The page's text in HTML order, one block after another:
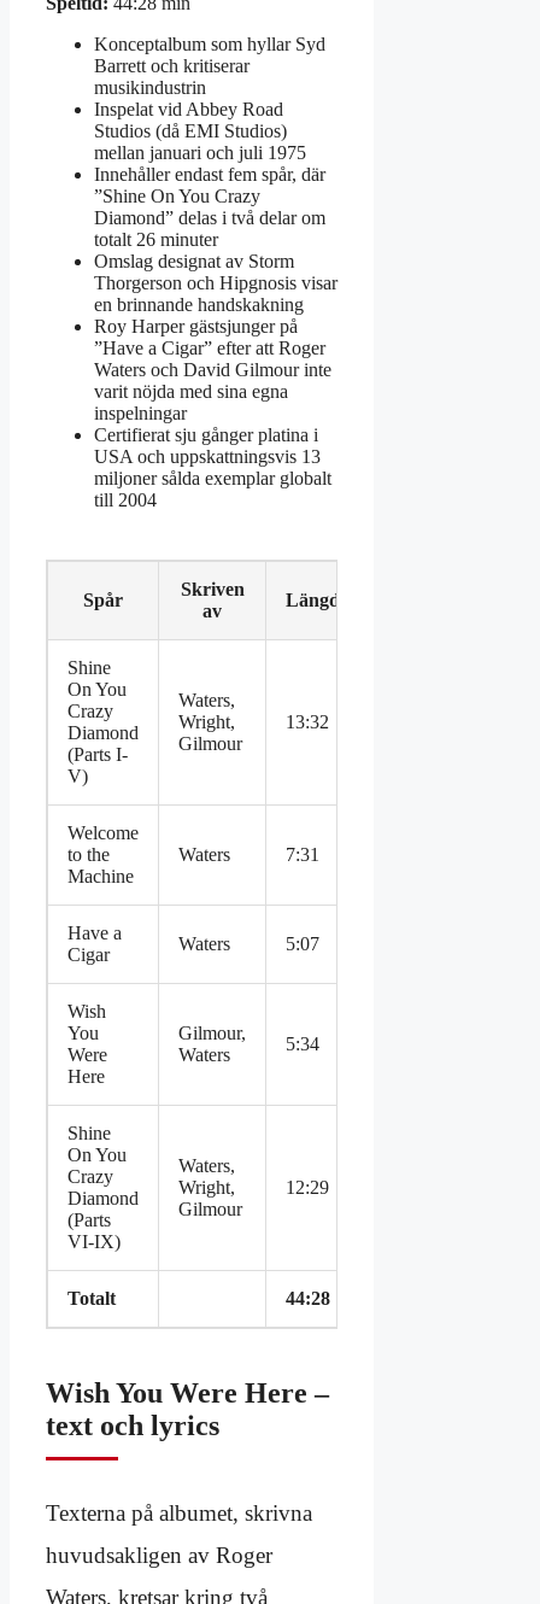
Konceptalbum som hyllar Syd
Barrett och kritiserar
musikindustrin
Inspelat vid Abbey Road
Studios (då EMI Studios)
mellan januari och juli 1975
Innehåller endast fem spår, där
”Shine On You Crazy
Diamond” delas i två delar om
totalt 26 minuter
Omslag designat av Storm
Thorgerson och Hipgnosis visar
en brinnande handskakning
Roy Harper gästsjunger på
”Have a Cigar” efter att Roger
Waters och David Gilmour inte
varit nöjda med sina egna
inspelningar
Certifierat sju gånger platina i
USA och uppskattningsvis 13
miljoner sålda exemplar globalt
till 2004
Spår
Skriven
av
Längd
Shine
On You
Crazy
Diamond
(Parts I-
V)
Waters,
Wright,
Gilmour
13:32
Welcome
to the
Machine
Waters 7:31
Have a
Cigar
Waters 5:07
Wish
You
Were
Here
Gilmour,
Waters
5:34
Shine
On You
Crazy
Diamond
(Parts
VI-IX)
Waters,
Wright,
Gilmour
12:29
Totalt 44:28
Wish You Were Here –
text och lyrics
Texterna på albumet, skrivna
huvudsakligen av Roger
Waters, kretsar kring två